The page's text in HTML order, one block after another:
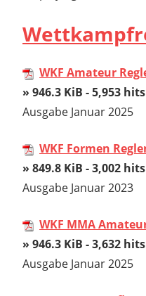
WKF Amateur
» 946.3 KiB - 5,953
Ausgabe Januar 2025
WKF Formen
» 849.8 KiB - 3,002
Ausgabe Januar 2023
WKF MMA
» 946.3 KiB - 3,632
Ausgabe Januar 2025